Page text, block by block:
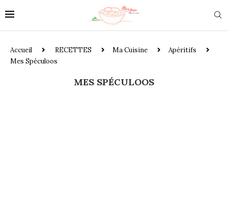
Accueil RECETTES Ma Cuisine
Apéritifs
Mes Spéculoos
MES SPÉCULOOS